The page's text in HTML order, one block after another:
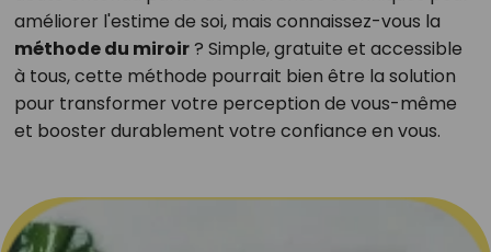
améliorer l'estime de soi, mais connaissez-vous la
méthode du miroir? Simple, gratuite et accessible
à tous, cette méthode pourrait bien être la solution
pour transformer votre perception de vous-même
et booster durablement votre confiance en vous.